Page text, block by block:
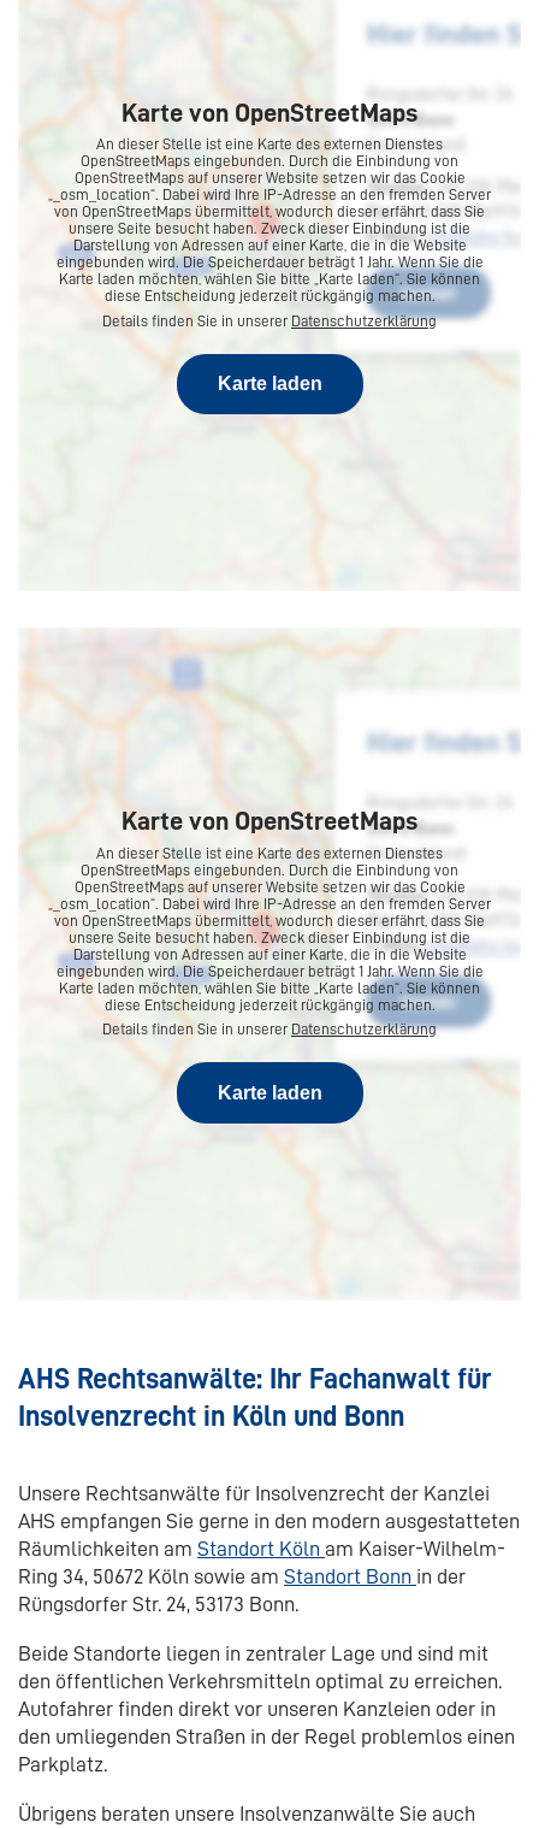
Karte von OpenStreetMaps
An dieser Stelle ist eine Karte des externen Dienstes
OpenStreetMaps eingebunden. Durch die Einbindung von
OpenStreetMaps auf unserer Website setzen wir das Cookie
„_osm_location“. Dabei wird Ihre IP-Adresse an den fremden Server
von OpenStreetMaps übermittelt, wodurch dieser erfährt, dass Sie
unsere Seite besucht haben. Zweck dieser Einbindung ist die
Darstellung von Adressen auf einer Karte, die in die Website
eingebunden wird. Die Speicherdauer beträgt 1 Jahr. Wenn Sie die
Karte laden möchten, wählen Sie bitte „Karte laden“. Sie können
diese Entscheidung jederzeit rückgängig machen.
Details finden Sie in unserer Datenschutzerklärung
Karte laden
Köln
Kaiser-Wilhelm-Ring 34
Karte von OpenStreetMaps
An dieser Stelle ist eine Karte des externen Dienstes
OpenStreetMaps eingebunden. Durch die Einbindung von
OpenStreetMaps auf unserer Website setzen wir das Cookie
„_osm_location“. Dabei wird Ihre IP-Adresse an den fremden Server
von OpenStreetMaps übermittelt, wodurch dieser erfährt, dass Sie
unsere Seite besucht haben. Zweck dieser Einbindung ist die
Darstellung von Adressen auf einer Karte, die in die Website
eingebunden wird. Die Speicherdauer beträgt 1 Jahr. Wenn Sie die
Karte laden möchten, wählen Sie bitte „Karte laden“. Sie können
diese Entscheidung jederzeit rückgängig machen.
Details finden Sie in unserer Datenschutzerklärung
Karte laden
Bonn
Rüngsdorfer Str. 24
AHS Rechtsanwälte: Ihr Fachanwalt für
Insolvenzrecht in Köln und Bonn
Unsere Rechtsanwälte für Insolvenzrecht der Kanzlei
AHS empfangen Sie gerne in den modern ausgestatteten
Räumlichkeiten am Standort Köln am Kaiser-Wilhelm-
Ring 34, 50672 Köln sowie am Standort Bonn in der
Rüngsdorfer Str. 24, 53173 Bonn.
Beide Standorte liegen in zentraler Lage und sind mit
den öffentlichen Verkehrsmitteln optimal zu erreichen.
Autofahrer finden direkt vor unseren Kanzleien oder in
den umliegenden Straßen in der Regel problemlos einen
Parkplatz.
Übrigens beraten unsere Insolvenzanwälte Sie auch